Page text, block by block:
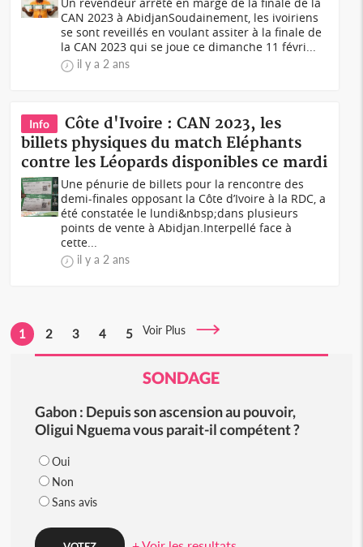
CAN 2023 à AbidjanSoudainement, les ivoiriens
se sont reveillés en voulant assiter à la finale de
la CAN 2023 qui se joue ce dimanche 11 févri...
il y a 2 ans
Info
Côte d'Ivoire : CAN 2023, les
billets physiques du match Eléphants
contre les Léopards disponibles ce mardi
Une pénurie de billets pour la rencontre des
demi-finales opposant la Côte d’Ivoire à la RDC, a
été constatée le lundi&nbsp;dans plusieurs
points de vente à Abidjan.Interpellé face à
cette...
il y a 2 ans
1 2 3 4 5 Voir Plus
SONDAGE
Gabon : Depuis son ascension au pouvoir,
Oligui Nguema vous parait-il compétent ?
Oui
Non
Sans avis